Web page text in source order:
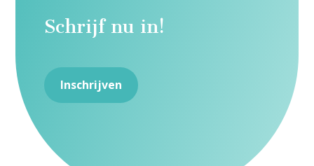
Schrijf nu in!
Inschrijven